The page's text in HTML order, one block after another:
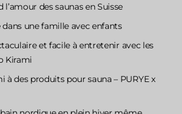
des saunas en Suisse
une famille avec enfants
et facile à entretenir avec les
Kirami
à des produits pour sauna – PURYE x